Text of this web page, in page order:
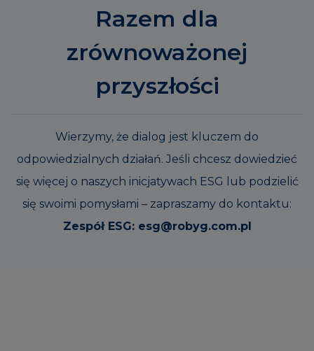
Razem dla
zrównoważonej
przyszłości
Wierzymy, że dialog jest kluczem do
odpowiedzialnych działań. Jeśli chcesz dowiedzieć
się więcej o naszych inicjatywach ESG lub podzielić
się swoimi pomysłami – zapraszamy do kontaktu:
Zespół ESG: esg@robyg.com.pl